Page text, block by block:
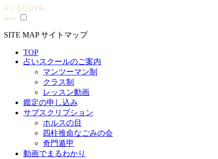
SITE MAPサイトマップ
TOP
占いスクールのご案内
マンツーマン制
クラス制
レッスン動画
鑑定の申し込み
サブスクリプション
ホルスの目
四柱推命なごみの会
奇門遁甲
動画でまるわかり